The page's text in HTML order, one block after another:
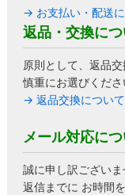
→ お支払い・配送
返品・交換に
原則として、返品
慎重にお選びくださ
→ 返品交換につい
メール対応に
誠に申し訳ござい
返信までに お時間